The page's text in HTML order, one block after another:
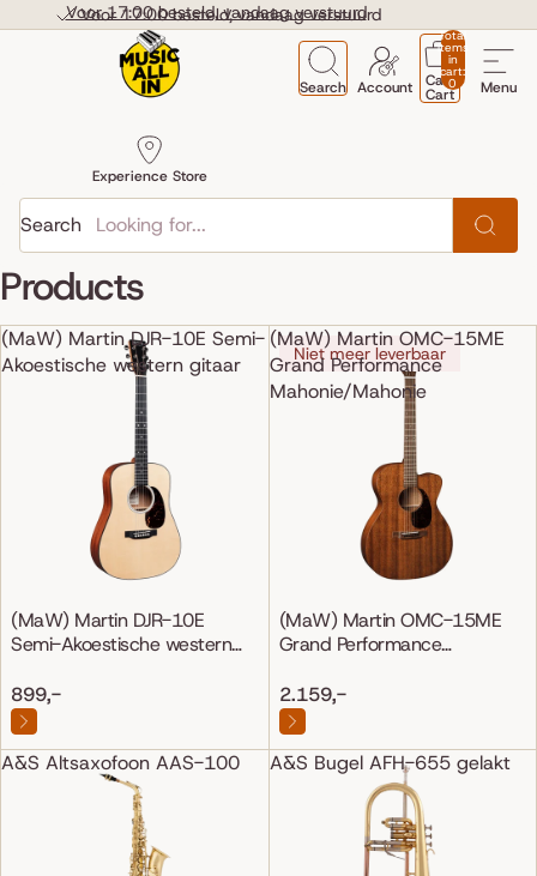
Voor 17:00 besteld, vandaag verstuurd
Voor 17:00 besteld, vandaag verstuurd
Menu
Search
Experience Store
Account
Total
items
in
cart:
0
Cart
Cart
Search
Products
(MaW) Martin DJR-10E Semi-
Akoestische western gitaar
(MaW) Martin DJR-10E
Semi-Akoestische western
899,-
(MaW) Martin OMC-15ME
Grand Performance
Mahonie/Mahonie
Niet meer leverbaar
(MaW) Martin OMC-15ME
Grand Performance
2.159,-
A&S Altsaxofoon AAS-100 A&S Bugel AFH-655 gelakt